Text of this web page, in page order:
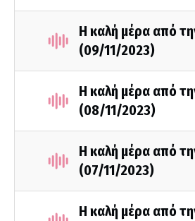
Η καλή μέρα από
(09/11/2023)
H καλή μέρα από
(08/11/2023)
H καλή μέρα από
(07/11/2023)
Η καλή μέρα από